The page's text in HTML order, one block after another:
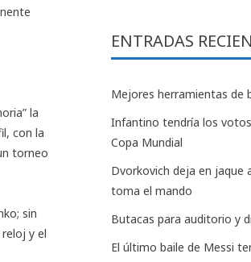
la
con la
torneo
sin
y el
ENTRADAS
Mejores herramientas de
Infantino tendría los
Copa Mundial
Dvorkovich deja en jaque
toma el mando
Butacas para auditorio y
El último baile de Messi